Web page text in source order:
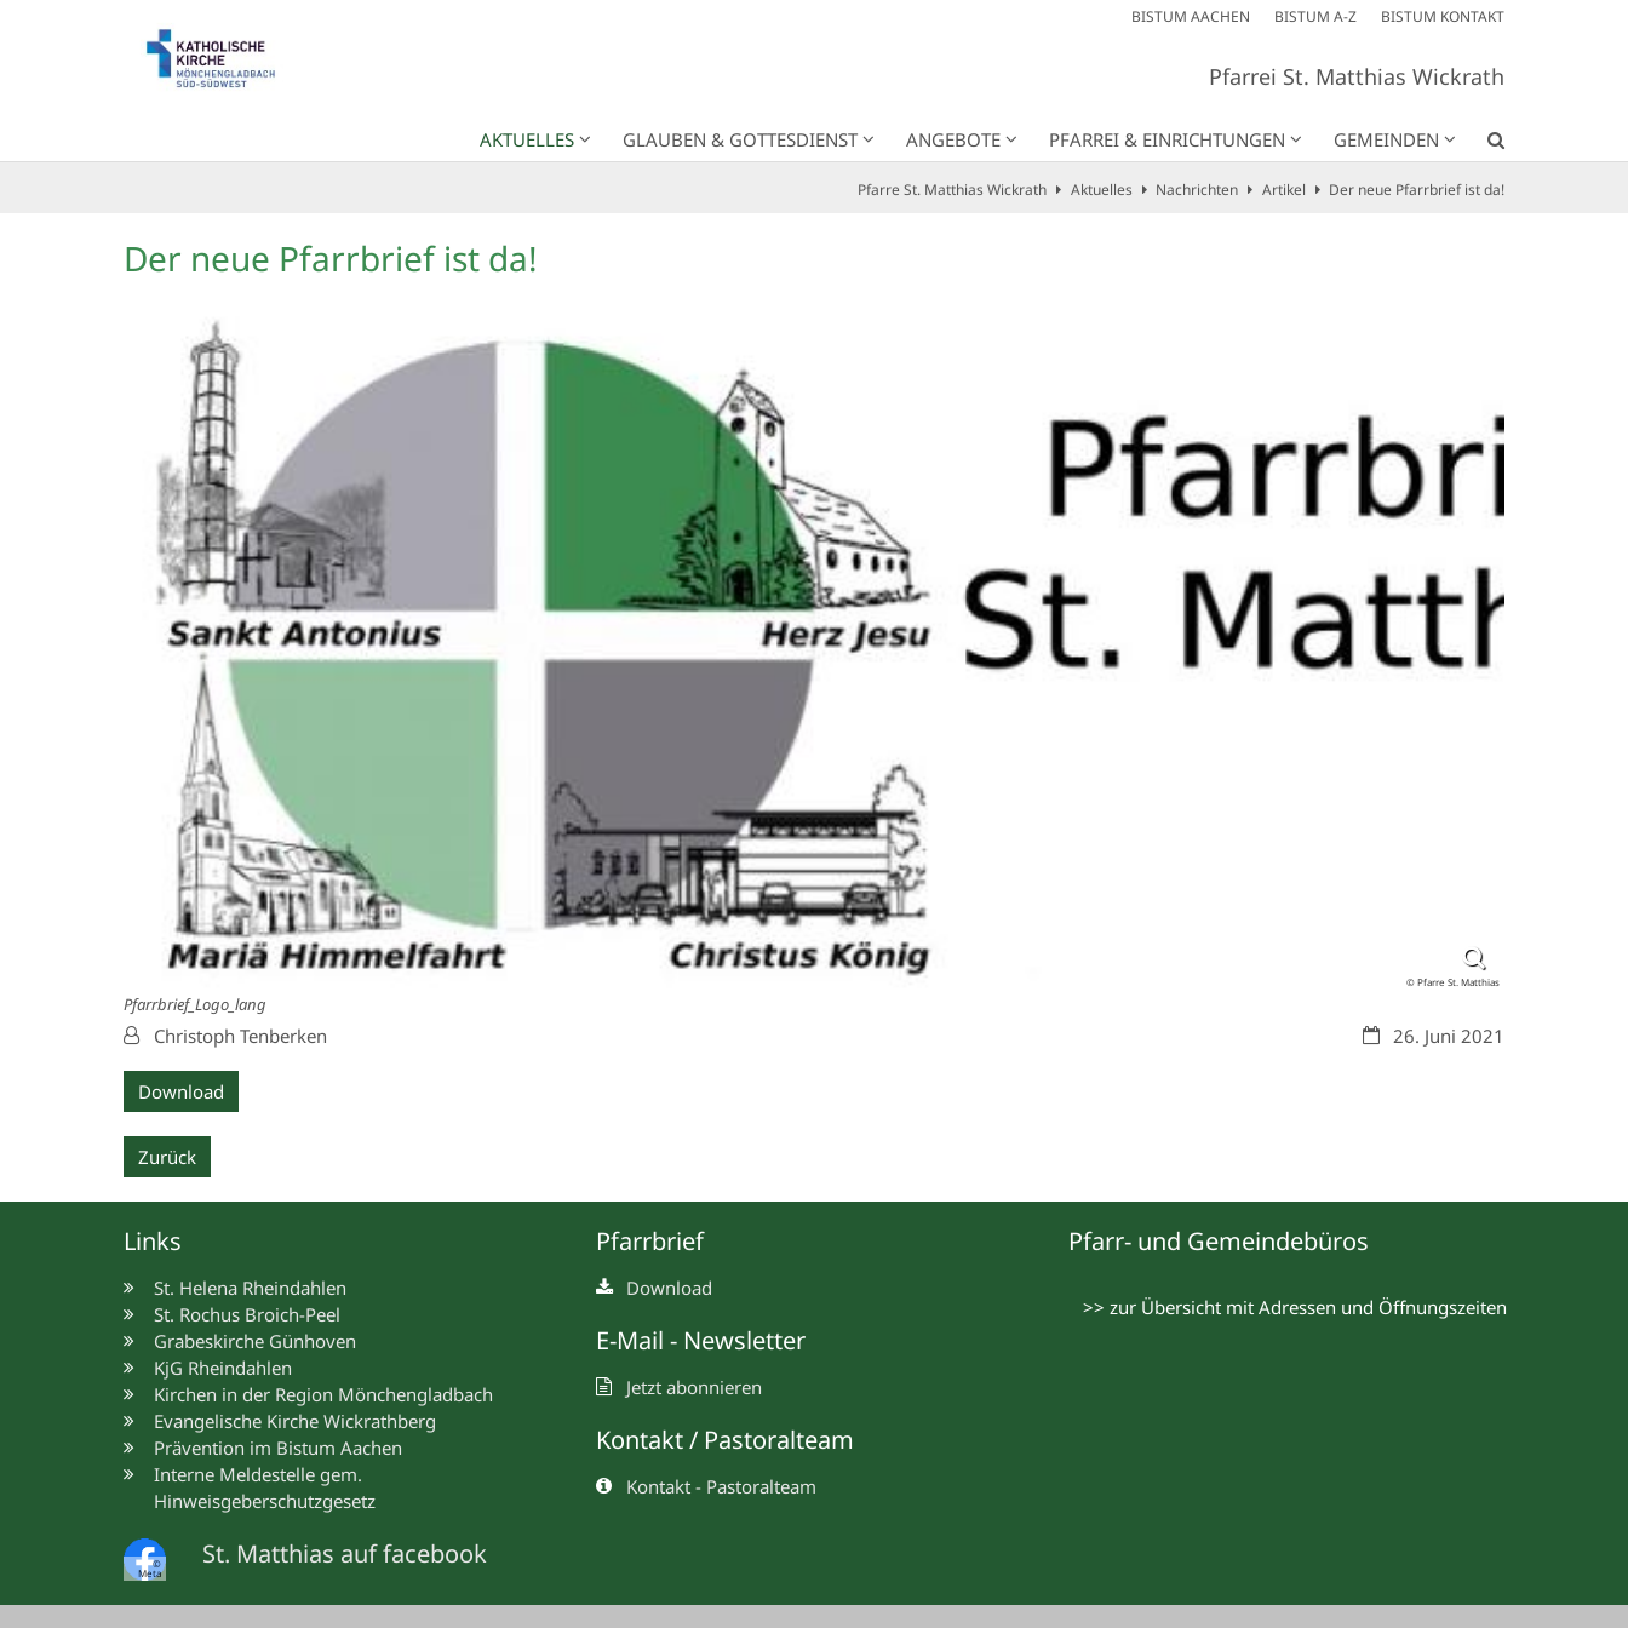
BISTUM AACHEN BISTUM A-Z BISTUM KONTAKT
Pfarrei St. Matthias Wickrath
AKTUELLES GLAUBEN & GOTTESDIENST ANGEBOTE PFARREI & EINRICHTUNGEN GEMEINDEN
Pfarre St. Matthias Wickrath Aktuelles Nachrichten Artikel Der neue Pfarrbrief ist da!
Der neue Pfarrbrief ist da!
© Pfarre St. Matthias
Pfarrbrief_Logo_lang
Datum:26. Juni 2021
Von:Christoph Tenberken
Download
Zurück
Links
St. Helena Rheindahlen
St. Rochus Broich-Peel
Grabeskirche Günhoven
KjG Rheindahlen
Kirchen in der Region Mönchengladbach
Evangelische Kirche Wickrathberg
Prävention im Bistum Aachen
Interne Meldestelle gem.
Hinweisgeberschutzgesetz
©
Meta
St. Matthias auf facebook
Pfarrbrief
Download
E-Mail - Newsletter
Jetzt abonnieren
Kontakt / Pastoralteam
Kontakt - Pastoralteam
Pfarr- und Gemeindebüros
>> zur Übersicht mit Adressen und Öffnungszeiten